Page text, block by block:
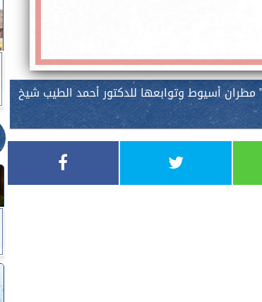
مطران أسيوط وتوابعها للدكتور أحمد الطيب شيخ